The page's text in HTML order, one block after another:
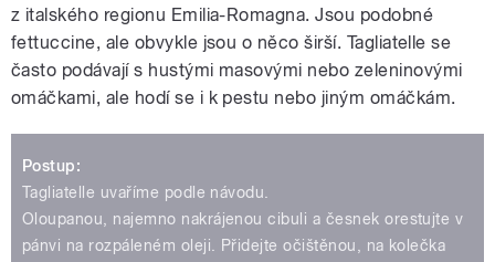
z italského regionu Emilia-Romagna. Jsou podobné
fettuccine, ale obvykle jsou o něco širší. Tagliatelle se
často podávají s hustými masovými nebo zeleninovými
omáčkami, ale hodí se i k pestu nebo jiným omáčkám.
Postup:
Tagliatelle uvaříme podle návodu.
Oloupanou, najemno nakrájenou cibuli a česnek orestujte v
pánvi na rozpáleném oleji. Přidejte očištěnou, na kolečka